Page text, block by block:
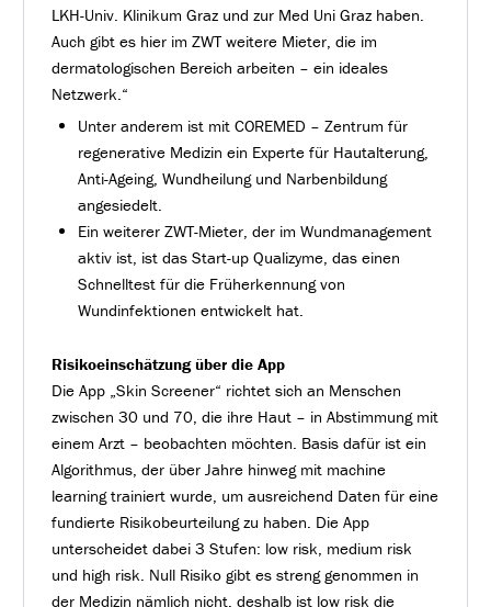
LKH-Univ. Klinikum Graz und zur Med Uni Graz haben.
Auch gibt es hier im ZWT weitere Mieter, die im
dermatologischen Bereich arbeiten – ein ideales
Netzwerk.“
Unter anderem ist mit COREMED – Zentrum für
regenerative Medizin ein Experte für Hautalterung,
Anti-Ageing, Wundheilung und Narbenbildung
angesiedelt.
Ein weiterer ZWT-Mieter, der im Wundmanagement
aktiv ist, ist das Start-up Qualizyme, das einen
Schnelltest für die Früherkennung von
Wundinfektionen entwickelt hat.
Risikoeinschätzung über die App
Die App „Skin Screener“ richtet sich an Menschen
zwischen 30 und 70, die ihre Haut – in Abstimmung mit
einem Arzt – beobachten möchten. Basis dafür ist ein
Algorithmus, der über Jahre hinweg mit machine
learning trainiert wurde, um ausreichend Daten für eine
fundierte Risikobeurteilung zu haben. Die App
unterscheidet dabei 3 Stufen: low risk, medium risk
und high risk. Null Risiko gibt es streng genommen in
der Medizin nämlich nicht, deshalb ist low risk die